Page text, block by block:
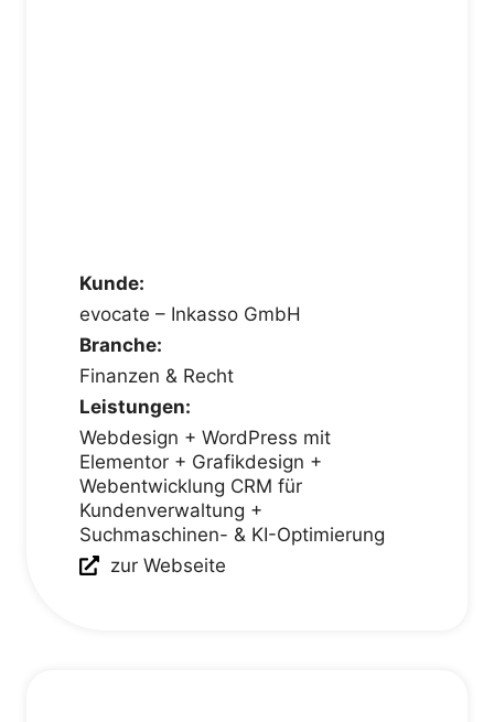
Kunde:
evocate – Inkasso GmbH
Branche:
Finanzen & Recht
Leistungen:
Webdesign + WordPress mit
Elementor + Grafikdesign +
Webentwicklung CRM für
Kundenverwaltung +
Suchmaschinen- & KI-Optimierung
zur Webseite